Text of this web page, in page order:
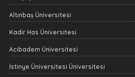
Altınbaş Üniversitesi
Kadir Has Üniversitesi
Acıbadem Üniversitesi
İstinye Üniversitesi Üniversitesi